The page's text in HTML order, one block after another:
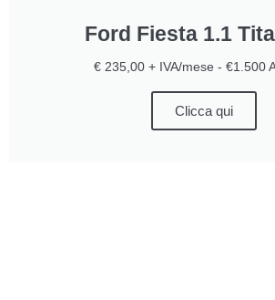
Ford Fiesta 1.1
€ 235,00 + IVA/mese - €1.500
Clicca qui